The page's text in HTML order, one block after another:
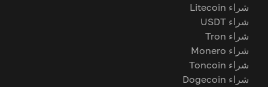
شراء Litecoin
شراء USDT
شراء Tron
شراء Monero
شراء Toncoin
شراء Dogecoin